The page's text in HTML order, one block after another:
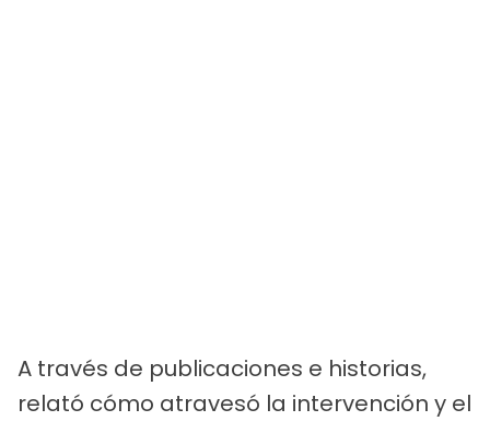
A través de publicaciones e historias,
relató cómo atravesó la intervención y el